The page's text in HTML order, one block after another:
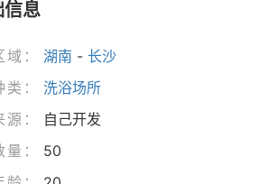
息
： 湖南 - 长沙
：
洗浴场所
：
自己开发
：
50